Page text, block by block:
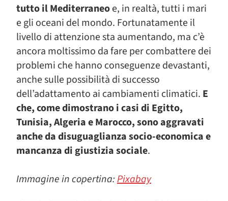
tutto il Mediterraneoe, in realtà, tutti i mari
e gli oceani del mondo. Fortunatamente il
livello di attenzione sta aumentando, ma c’è
ancora moltissimo da fare per combattere dei
problemi che hanno conseguenze devastanti,
anche sulle possibilità di successo
dell’adattamento ai cambiamenti climatici. E
che,come dimostrano i casi di Egitto,
Tunisia, Algeria e Marocco, sono aggravati
anche da disuguaglianza socio-economica e
mancanza di giustizia sociale.
Immagine in copertina:Pixabay